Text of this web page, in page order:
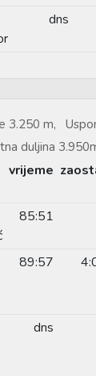
dns
3.250 m,
duljina
vrijeme
85:51
89:57
dns